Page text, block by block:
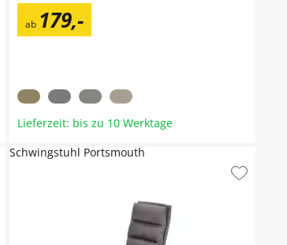
ab 179,-
Lieferzeit: bis zu 10 Werktage
Schwingstuhl Portsmouth